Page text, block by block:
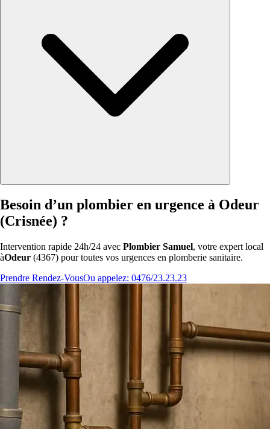
Besoin d’un plombier en urgence à Odeur
(Crisnée) ?
Intervention rapide 24h/24 avec Plombier Samuel, votre expert local
àOdeur (4367) pour toutes vos urgences en plomberie sanitaire.
Prendre Rendez-VousOu appelez: 0476/23.23.23